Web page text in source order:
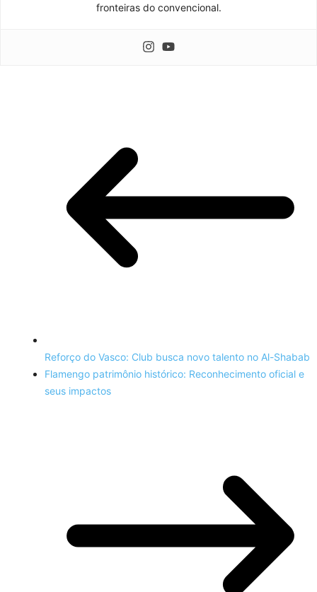
fronteiras do convencional.
Reforço do Vasco: Club busca novo talento no Al-Shabab
Flamengo patrimônio histórico: Reconhecimento oficial e
seus impactos